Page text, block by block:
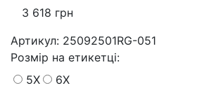
3 618 грн
Артикул: 25092501RG-051
Розмiр на етикетці:
5X
6X